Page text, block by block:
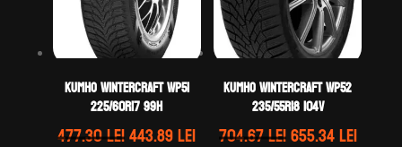
Kumho WINTERCRAFT WP51
225/60R17 99H
477.30leiPrețul
443.89leiPrețul
Kumho WINTERCRAFT WP52
235/55R18 104V
704.67leiPrețul
655.34leiPrețul